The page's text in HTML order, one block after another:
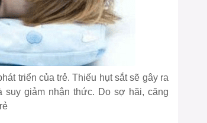
triển của trẻ. Thiếu hụt sắt sẽ gây ra
giảm nhận thức. Do sợ hãi, căng